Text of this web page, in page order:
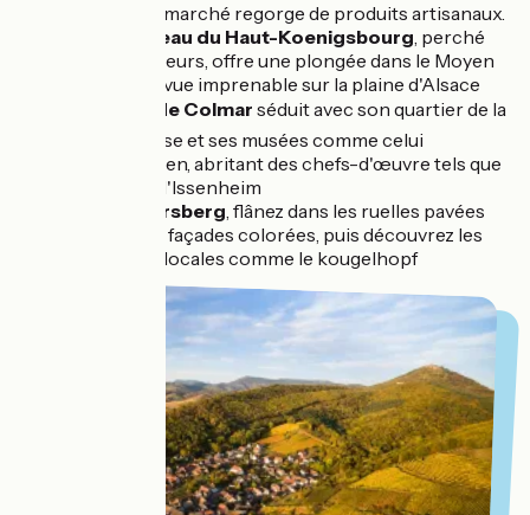
Odile, où le marché regorge de produits artisanaux.
Château du Haut-Koenigsbourg, perché
sur les hauteurs, offre une plongée dans le Moyen
Âge et une vue imprenable sur la plaine d'Alsace
ville de Colmar séduit avec son quartier de la
Petite Venise et ses musées comme celui
d'Unterlinden, abritant des chefs-d'œuvre tels que
le Retable d'Issenheim
Kaysersberg, flânez dans les ruelles pavées
bordées de façades colorées, puis découvrez les
spécialités locales comme le kougelhopf